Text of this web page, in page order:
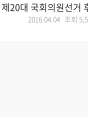
제20대 국회의원선거
2016.04.04 조회